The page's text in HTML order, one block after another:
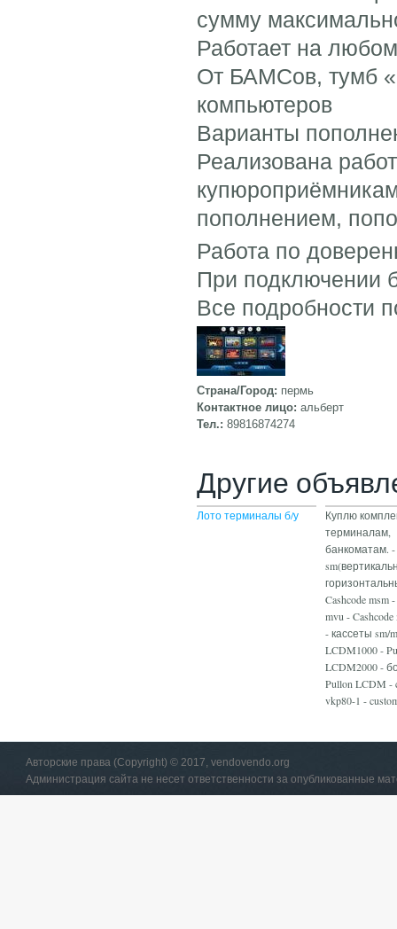
сумму
Работает на
От БАМСов, тумб
компьютеров
Варианты
Реализована
пополнением,
Работа по
При подключении
Все подробности
Страна/Город: пермь
Контактное лицо: альберт
Тел.: 89816874274
Другие
Лото терминалы б/у
Куплю
терминалам,
банкоматам. -
Cashcode msm
mvu -
- кассеты sm/
LCDM1000 -
LCDM2000 -
Pullon LCDM -
vkp80-1 -
Авторские права (Copyright) © 2017, vendovendo.org
Администрация сайта не несет ответственности за опубликованные